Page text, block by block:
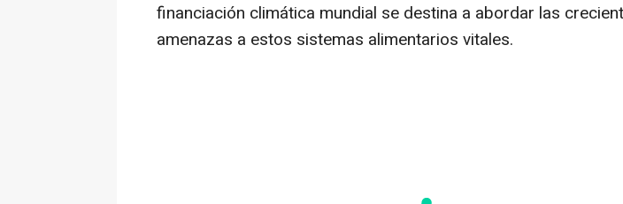
financiación climática mundial se destina a abordar las
amenazas a estos sistemas alimentarios vitales.